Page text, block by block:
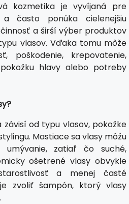
kozmetika je vyvíjaná pre
často ponúka cielenejšiu
a širší výber produktov
vlasov. Vďaka tomu môže
poškodenie, krepovatenie,
hlavy alebo potreby
závisí od typu vlasov, pokožke
Mastiace sa vlasy môžu
umývanie, zatiaľ čo suché,
ošetrené vlasy obvykle
a menej časté
zvoliť šampón, ktorý vlasy